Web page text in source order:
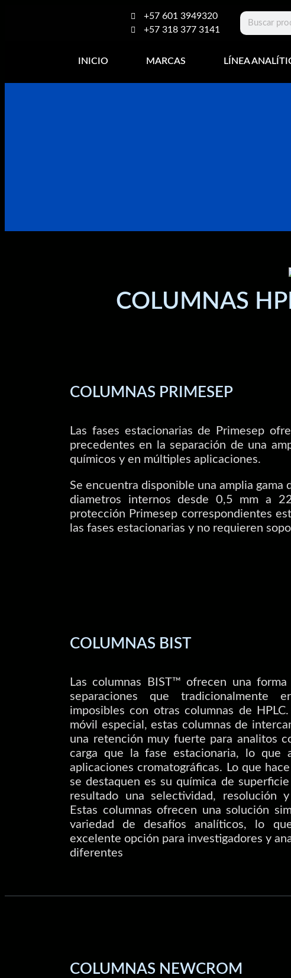
+57 601 3949320
+57 318 377 3141
INICIO MARCAS LÍNEA
COLUMNAS
COLUMNAS PRIMESEP
Las fases estacionarias de Primesep
precedentes en la separación de una
químicos y en múltiples aplicaciones.
Se encuentra disponible una amplia gama
diametros internos desde 0,5 mm a
protección Primesep correspondientes
las fases estacionarias y no requieren
COLUMNAS BIST
Las columnas BIST™ ofrecen una
separaciones que tradicionalmente
imposibles con otras columnas de
móvil especial, estas columnas de
una retención muy fuerte para analitos
carga que la fase estacionaria, lo que
aplicaciones cromatográficas. Lo que
se destaquen es su química de
resultado una selectividad, resolución
Estas columnas ofrecen una solución
variedad de desafíos analíticos, lo
excelente opción para investigadores y
diferentes
COLUMNAS NEWCROM